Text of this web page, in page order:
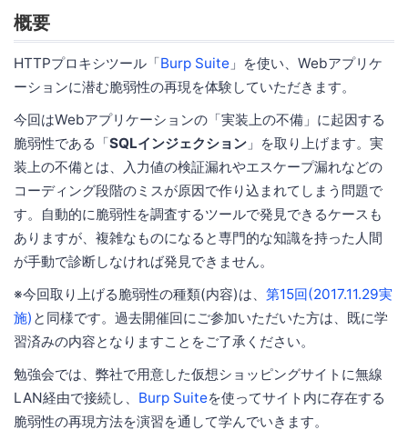
概要
HTTPプロキシツール「Burp Suite 」を使い、Webアプリケ
ーションに潜む脆弱性の再現を体験していただきます。
今回はWebアプリケーションの「実装上の不備」に起因する
脆弱性である「SQLインジェクション 」を取り上げます。実
装上の不備とは、入力値の検証漏れやエスケープ漏れなどの
コーディング段階のミスが原因で作り込まれてしまう問題で
す。自動的に脆弱性を調査するツールで発見できるケースも
ありますが、複雑なものになると専門的な知識を持った人間
が手動で診断しなければ発見できません。
※今回取り上げる脆弱性の種類(内容)は、 第15回(2017.11.29実
施) と同様です。過去開催回にご参加いただいた方は、既に学
習済みの内容となりますことをご了承ください。
勉強会では、弊社で用意した仮想ショッピングサイトに無線
LAN経由で接続し、 Burp Suiteを使ってサイト内に存在する
脆弱性の再現方法を演習を通して学んでいきます。